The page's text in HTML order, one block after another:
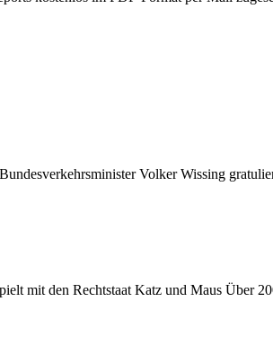
Volker Wissing
mit den Rechtstaat Katz und Maus Über